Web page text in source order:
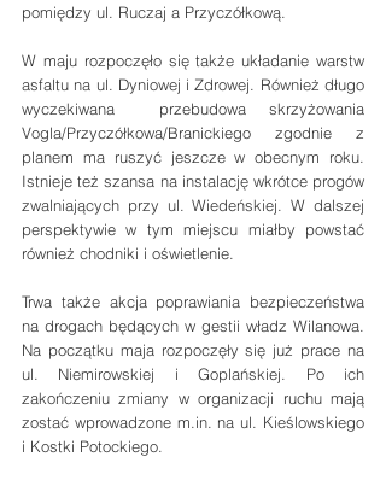
pomiędzy ul. Ruczaj a Przyczółkową.
W maju rozpoczęło się także układanie warstw
asfaltu na ul. Dyniowej i Zdrowej. Również długo
wyczekiwana  przebudowa skrzyżowania
Vogla/Przyczółkowa/Branickiego zgodnie z
planem ma ruszyć jeszcze w obecnym roku.
Istnieje też szansa na instalację wkrótce progów
zwalniających przy ul. Wiedeńskiej. W dalszej
perspektywie w tym miejscu miałby powstać
również chodniki i oświetlenie.
Trwa także akcja poprawiania bezpieczeństwa
na drogach będących w gestii władz Wilanowa.
Na początku maja rozpoczęły się już prace na
ul. Niemirowskiej i Goplańskiej. Po ich
zakończeniu zmiany w organizacji ruchu mają
zostać wprowadzone m.in. na ul. Kieślowskiego
i Kostki Potockiego.